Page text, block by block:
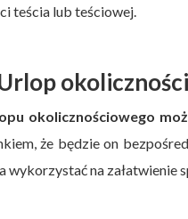
teścia lub teściowej.
okolicznościowego
że będzie on
wykorzystać na załatwienie